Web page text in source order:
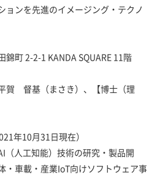
ョンを先進のイメージング・テクノ
錦町 2-2-1 KANDA SQUARE 11階
賀 督基（まさき）、【博士（理
年10月31日現在）
（人工知能）技術の研究・製品開
・車載・産業IoT向けソフトウェア事